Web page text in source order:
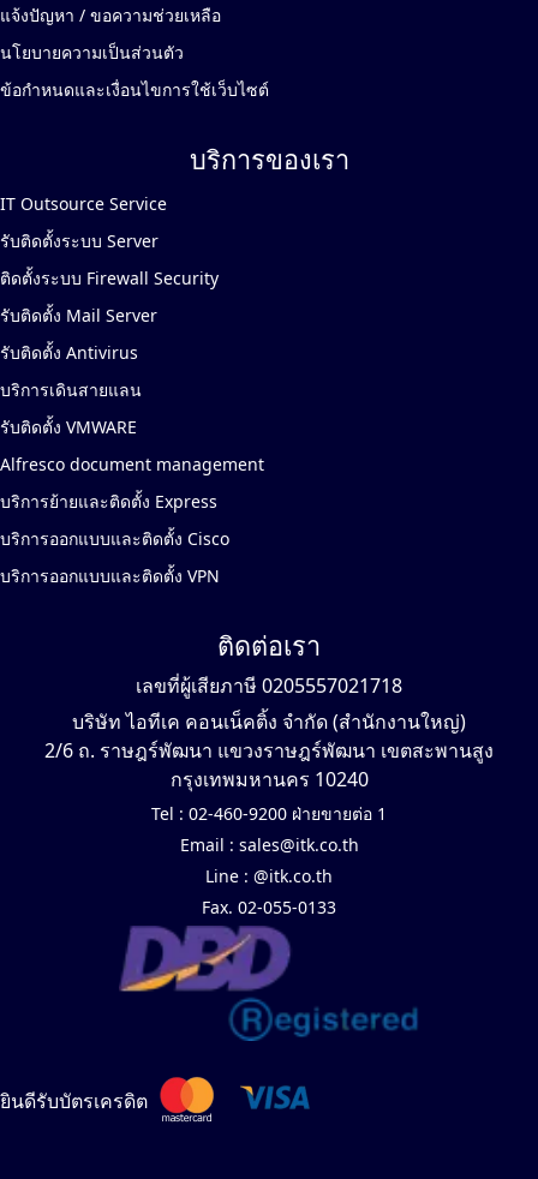
แจ้งปัญหา / ขอความช่วยเหลือ
นโยบายความเป็นส่วนตัว
ข้อกำหนดและเงื่อนไขการใช้เว็บไซต์
บริการของเรา
IT Outsource Service
รับติดตั้งระบบ Server
ติดตั้งระบบ Firewall Security
รับติดตั้ง Mail Server
รับติดตั้ง Antivirus
บริการเดินสายแลน
รับติดตั้ง VMWARE
Alfresco document management
บริการย้ายและติดตั้ง Express
บริการออกแบบและติดตั้ง Cisco
บริการออกแบบและติดตั้ง VPN
ติดต่อเรา
เลขที่ผู้เสียภาษี 0205557021718
บริษัท ไอทีเค คอนเน็คติ้ง จำกัด (สำนักงานใหญ่)
2/6 ถ. ราษฎร์พัฒนา แขวงราษฎร์พัฒนา เขตสะพานสูง
กรุงเทพมหานคร 10240
Tel : 02-460-9200 ฝ่ายขายต่อ 1
Email : sales@itk.co.th
Line : @itk.co.th
Fax. 02-055-0133
ยินดีรับบัตรเครดิต